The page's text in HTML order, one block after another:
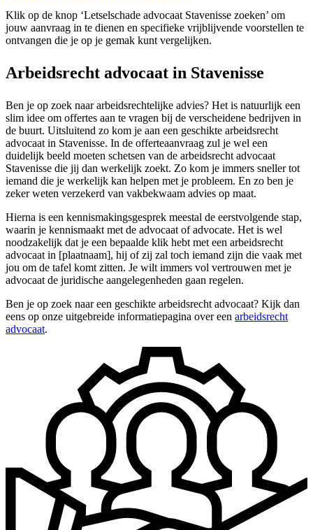
Klik op de knop ‘Letselschade advocaat Stavenisse zoeken’ om
jouw aanvraag in te dienen en specifieke vrijblijvende voorstellen te
ontvangen die je op je gemak kunt vergelijken.
Arbeidsrecht advocaat in Stavenisse
Ben je op zoek naar arbeidsrechtelijke advies? Het is natuurlijk een
slim idee om offertes aan te vragen bij de verscheidene bedrijven in
de buurt. Uitsluitend zo kom je aan een geschikte arbeidsrecht
advocaat in Stavenisse. In de offerteaanvraag zul je wel een
duidelijk beeld moeten schetsen van de arbeidsrecht advocaat
Stavenisse die jij dan werkelijk zoekt. Zo kom je immers sneller tot
iemand die je werkelijk kan helpen met je probleem. En zo ben je
zeker weten verzekerd van vakbekwaam advies op maat.
Hierna is een kennismakingsgesprek meestal de eerstvolgende stap,
waarin je kennismaakt met de advocaat of advocate. Het is wel
noodzakelijk dat je een bepaalde klik hebt met een arbeidsrecht
advocaat in [plaatnaam], hij of zij zal toch iemand zijn die vaak met
jou om de tafel komt zitten. Je wilt immers vol vertrouwen met je
advocaat de juridische aangelegenheden gaan regelen.
Ben je op zoek naar een geschikte arbeidsrecht advocaat? Kijk dan
eens op onze uitgebreide informatiepagina over een arbeidsrecht
advocaat.